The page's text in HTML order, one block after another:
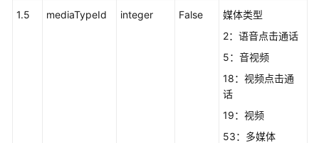
1.5 mediaTypeId integer False
媒体类型
2：语音点击通话
5：音视频
18：视频点击通
话
19：视频
53：多媒体